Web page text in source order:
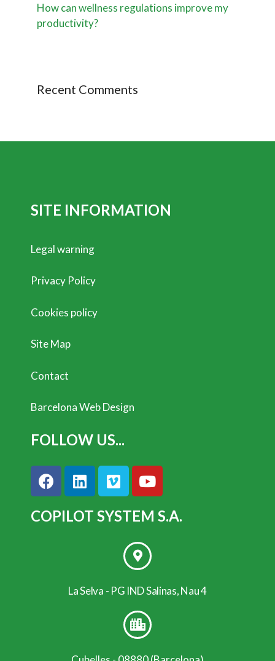
How can wellness regulations improve my
productivity?
Recent Comments
SITE INFORMATION
Legal warning
Privacy Policy
Cookies policy
Site Map
Contact
Barcelona Web Design
FOLLOW US...
COPILOT SYSTEM S.A.
La Selva - PG IND Salinas, Nau 4